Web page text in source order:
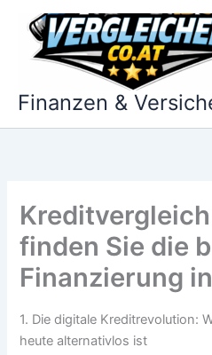
Inhalt
springen
Finanzen &
finden Sie die
Finanzierung
1. Die digitale Kreditrevolution:
heute alternativlos ist